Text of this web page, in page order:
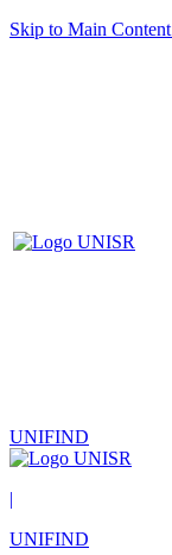
Skip to Main
UNIFIND
|
UNIFIND